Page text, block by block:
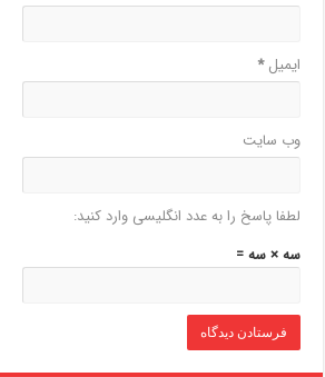
ایمیل*
وب‌ سایت
لطفا پاسخ را به عدد انگلیسی وارد کنید:
سه × سه =